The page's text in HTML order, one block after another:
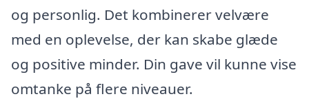
og personlig. Det kombinerer velvære
med en oplevelse, der kan skabe glæde
og positive minder. Din gave vil kunne vise
omtanke på flere niveauer.